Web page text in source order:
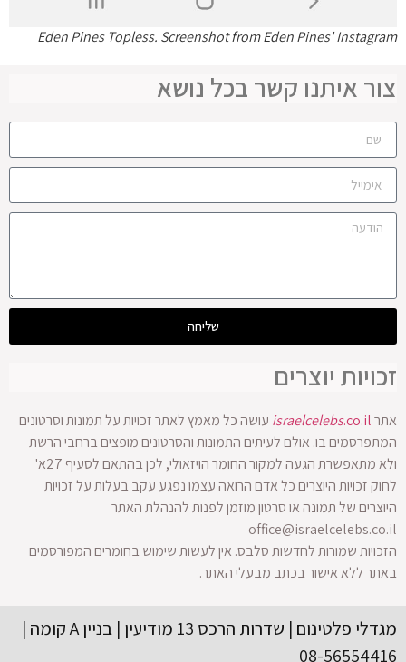
Eden Pines Topless. Screenshot from Eden Pines' Instagram
צור איתנו קשר בכל נושא
שליחה
זכויות יוצרים
אתר israelcelebs.co.il
עושה כל מאמץ לאתר זכויות על תמונות וסרטונים
המתפרסמים בו. אולם לעיתים התמונות והסרטונים מופצים ברחבי הרשת
ולא מתאפשרת הגעה למקור החומר הויזאולי, לכן בהתאם לסעיף 27א'
לחוק זכויות היוצרים כל אדם הרואה עצמו נפגע עקב בעלות על זכויות
היוצרים של תמונה או סרטון מוזמן לפנות להנהלת האתר
office@israelcelebs.co.il
הזכויות שמורות לחדשות סלבס. אין לעשות שימוש בחומרים המפורסמים
באתר ללא אישור בכתב מבעלי האתר.
מגדלי פלטינום | שדרות הרכס 13 מודיעין | בניין A קומה |
08-56554416